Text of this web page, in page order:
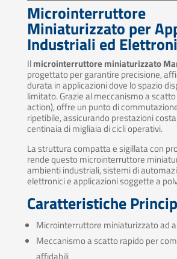
Microinterruttore
Miniaturizzato per
Industriali ed
Ilmicrointerruttore miniaturizzato
progettato per garantire precisione,
durata in applicazioni dove lo spazio
limitato. Grazie al meccanismo a
action), offre un punto di
ripetibile, assicurando prestazioni
centinaia di migliaia di cicli operativi.
La struttura compatta e sigillata con
rende questo microinterruttore
ambienti industriali, sistemi di
elettronici e applicazioni soggette a
Caratteristiche
Microinterruttore miniaturizzato ad
Meccanismo a scatto rapido per
affidabili